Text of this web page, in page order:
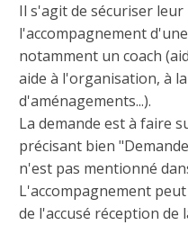
Il s'agit de sécuriser
l'accompagnement
notamment un coach
aide à l'organisation, à
d'aménagements...).
La demande est à faire
précisant bien
n'est pas mentionné
L'accompagnement
de l'accusé réception de